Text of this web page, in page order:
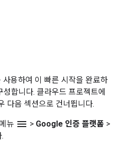
용하여 이 빠른 시작을 완료하
합니다. 클라우드 프로젝트에
다음 섹션으로 건너뜁니다.
뉴 menu > Google 인증 플랫폼 >